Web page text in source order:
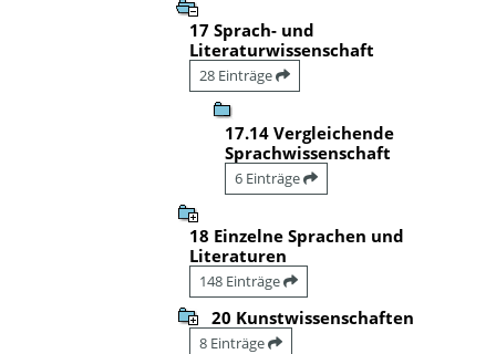
17 Sprach- und
Literaturwissenschaft
28 Einträge
17.14 Vergleichende
Sprachwissenschaft
6 Einträge
18 Einzelne Sprachen und
Literaturen
148 Einträge
20 Kunstwissenschaften
8 Einträge